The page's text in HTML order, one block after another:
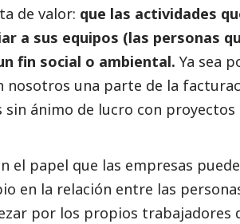
de valor: que las actividades
a sus equipos (las personas
fin social o ambiental. Ya sea
nosotros una parte de la
sin ánimo de lucro con
el papel que las empresas
en la relación entre las
por los propios trabajadores